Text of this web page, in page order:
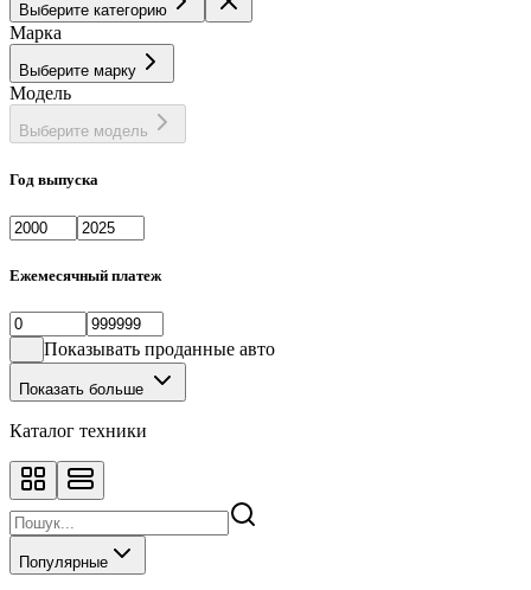
Выберите категорию
Марка
Выберите марку
Модель
Выберите модель
Год выпуска
Ежемесячный платеж
Показывать проданные авто
Показать больше
Каталог техники
Популярные